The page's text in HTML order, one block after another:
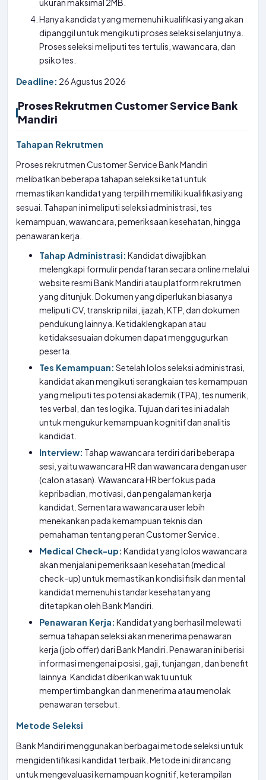
ukuran maksimal 2MB.
Hanya kandidat yang memenuhi kualifikasi yang akan
dipanggil untuk mengikuti proses seleksi selanjutnya.
Proses seleksi meliputi tes tertulis, wawancara, dan
psikotes.
Deadline: 26 Agustus 2026
Proses Rekrutmen Customer Service Bank
Mandiri
Tahapan Rekrutmen
Proses rekrutmen Customer Service Bank Mandiri
melibatkan beberapa tahapan seleksi ketat untuk
memastikan kandidat yang terpilih memiliki kualifikasi yang
sesuai. Tahapan ini meliputi seleksi administrasi, tes
kemampuan, wawancara, pemeriksaan kesehatan, hingga
penawaran kerja.
Tahap Administrasi: Kandidat diwajibkan
melengkapi formulir pendaftaran secara online melalui
website resmi Bank Mandiri atau platform rekrutmen
yang ditunjuk. Dokumen yang diperlukan biasanya
meliputi CV, transkrip nilai, ijazah, KTP, dan dokumen
pendukung lainnya. Ketidaklengkapan atau
ketidaksesuaian dokumen dapat menggugurkan
peserta.
Tes Kemampuan: Setelah lolos seleksi administrasi,
kandidat akan mengikuti serangkaian tes kemampuan
yang meliputi tes potensi akademik (TPA), tes numerik,
tes verbal, dan tes logika. Tujuan dari tes ini adalah
untuk mengukur kemampuan kognitif dan analitis
kandidat.
Interview: Tahap wawancara terdiri dari beberapa
sesi, yaitu wawancara HR dan wawancara dengan user
(calon atasan). Wawancara HR berfokus pada
kepribadian, motivasi, dan pengalaman kerja
kandidat. Sementara wawancara user lebih
menekankan pada kemampuan teknis dan
pemahaman tentang peran Customer Service.
Medical Check-up: Kandidat yang lolos wawancara
akan menjalani pemeriksaan kesehatan (medical
check-up) untuk memastikan kondisi fisik dan mental
kandidat memenuhi standar kesehatan yang
ditetapkan oleh Bank Mandiri.
Penawaran Kerja: Kandidat yang berhasil melewati
semua tahapan seleksi akan menerima penawaran
kerja (job offer) dari Bank Mandiri. Penawaran ini berisi
informasi mengenai posisi, gaji, tunjangan, dan benefit
lainnya. Kandidat diberikan waktu untuk
mempertimbangkan dan menerima atau menolak
penawaran tersebut.
Metode Seleksi
Bank Mandiri menggunakan berbagai metode seleksi untuk
mengidentifikasi kandidat terbaik. Metode ini dirancang
untuk mengevaluasi kemampuan kognitif, keterampilan